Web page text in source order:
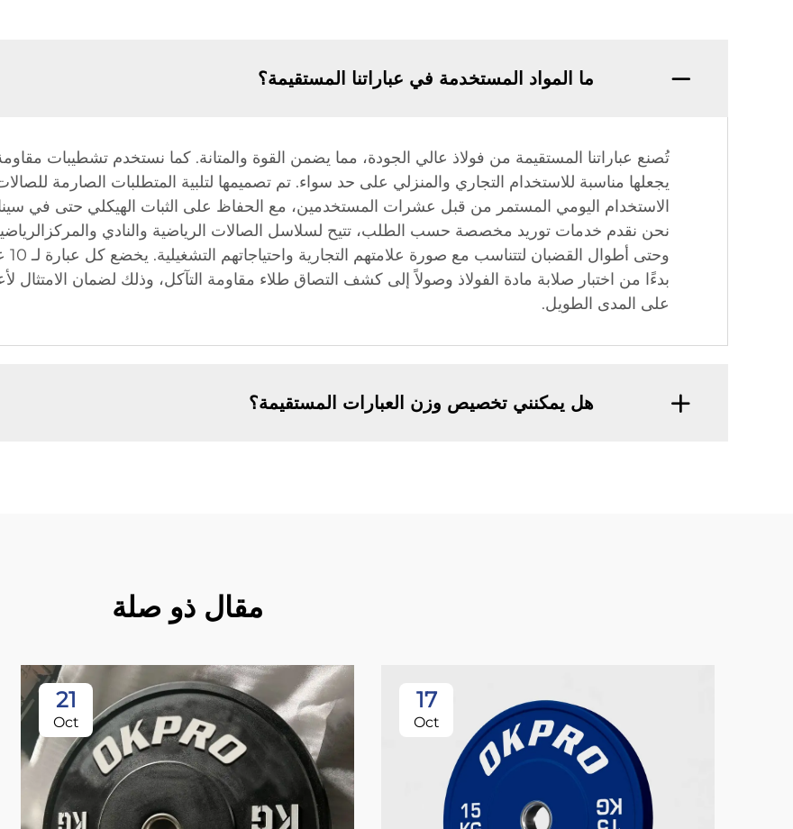
ما المواد المستخدمة في عباراتنا المستقيمة؟
تُصنع عباراتنا المستقيمة من فولاذ عالي الجودة، مما يضمن القوة والمتانة. كما نستخدم تشطيبات
يجعلها مناسبة للاستخدام التجاري والمنزلي على حد سواء. تم تصميمها لتلبية المتطلبات الصارمة
الاستخدام اليومي المستمر من قبل عشرات المستخدمين، مع الحفاظ على الثبات الهيكلي حتى في
نحن نقدم خدمات توريد مخصصة حسب الطلب، تتيح لسلاسل الصالات الرياضية والنادي
بدءًا من اختبار صلابة مادة الفولاذ وصولاً إلى كشف التصاق طلاء مقاومة التآكل، وذلك لضمان الامتثال
على المدى الطويل.
هل يمكنني تخصيص وزن العبارات المستقيمة؟
مقال ذو صلة
17
Oct
21
Oct